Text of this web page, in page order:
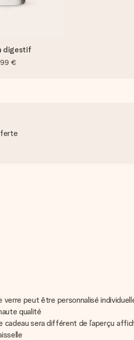
digestif
€
verre peut être personnalisé
qualité
cadeau sera différent de l’aperçu